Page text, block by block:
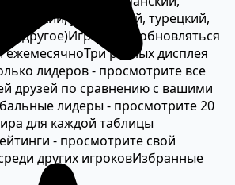
украинский, турецкий,
другое)Игра будет обновляться
ежемесячноТри разных дисплея
лидеров - просмотрите все
друзей по сравнению с вашими
лидеры - просмотрите 20
для каждой таблицы
- просмотрите свой
других игроковИзбранные